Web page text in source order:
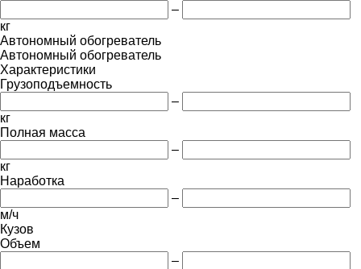
–
кг
Автономный обогреватель
Автономный обогреватель
Характеристики
Грузоподъемность
–
кг
Полная масса
–
кг
Наработка
–
м/ч
Кузов
Объем
–